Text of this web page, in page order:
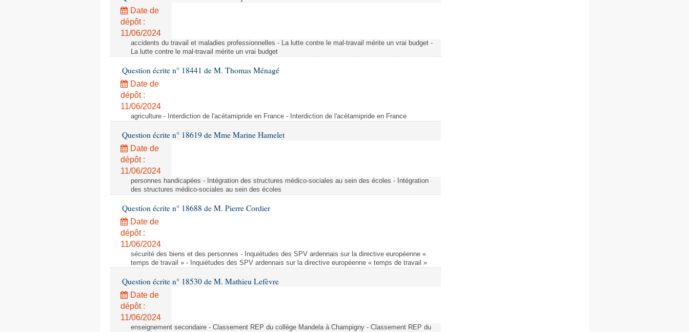
Date de
dépôt :
11/06/2024
accidents du travail et maladies professionnelles - La lutte contre le mal-travail mérite un vrai budget -
La lutte contre le mal-travail mérite un vrai budget
Question écrite n° 18441 de M. Thomas Ménagé
Date de
dépôt :
11/06/2024
agriculture - Interdiction de l'acétamipride en France - Interdiction de l'acétamipride en France
Question écrite n° 18619 de Mme Marine Hamelet
Date de
dépôt :
11/06/2024
personnes handicapées - Intégration des structures médico-sociales au sein des écoles - Intégration
des structures médico-sociales au sein des écoles
Question écrite n° 18688 de M. Pierre Cordier
Date de
dépôt :
11/06/2024
sécurité des biens et des personnes - Inquiétudes des SPV ardennais sur la directive européenne «
temps de travail » - Inquiétudes des SPV ardennais sur la directive européenne « temps de travail »
Question écrite n° 18530 de M. Mathieu Lefèvre
Date de
dépôt :
11/06/2024
enseignement secondaire - Classement REP du collège Mandela à Champigny - Classement REP du